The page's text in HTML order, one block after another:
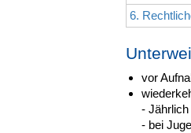
6.
vor
- Jährlich
- bei